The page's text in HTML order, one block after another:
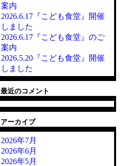
案内
2026.6.17『こども食堂』開催
しました
2026.6.17『こども食堂』のご
案内
2026.5.20『こども食堂』開催
しました
最近のコメント
アーカイブ
2026年7月
2026年6月
2026年5月